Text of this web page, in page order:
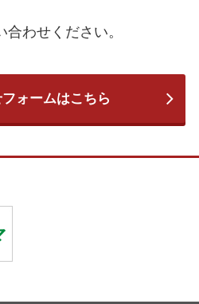
わせください。
ォームはこちら